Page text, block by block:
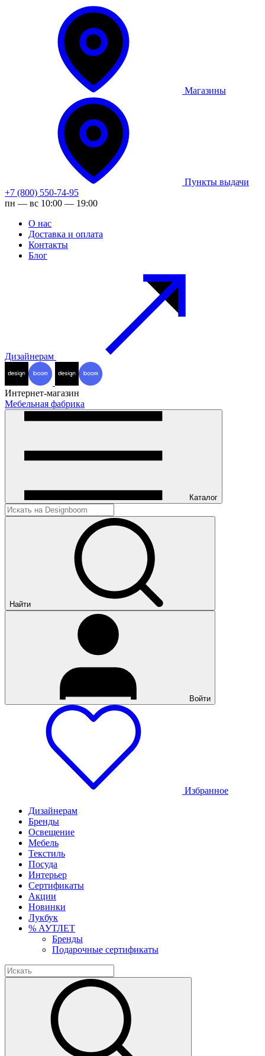
Магазины
Пункты выдачи
+7 (800) 550-74-95
пн — вс 10:00 — 19:00
О нас
Доставка и оплата
Контакты
Блог
Дизайнерам
Интернет-магазин
Мебельная фабрика
Каталог
Найти
Войти
Избранное
Дизайнерам
Бренды
Освещение
Мебель
Текстиль
Посуда
Интерьер
Сертификаты
Акции
Новинки
Лукбук
% АУТЛЕТ
Бренды
Подарочные сертификаты